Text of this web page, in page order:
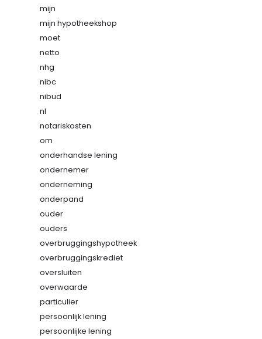
mijn
mijn hypotheekshop
moet
netto
nhg
nibc
nibud
nl
notariskosten
om
onderhandse lening
ondernemer
onderneming
onderpand
ouder
ouders
overbruggingshypotheek
overbruggingskrediet
oversluiten
overwaarde
particulier
persoonlijk lening
persoonlijke lening